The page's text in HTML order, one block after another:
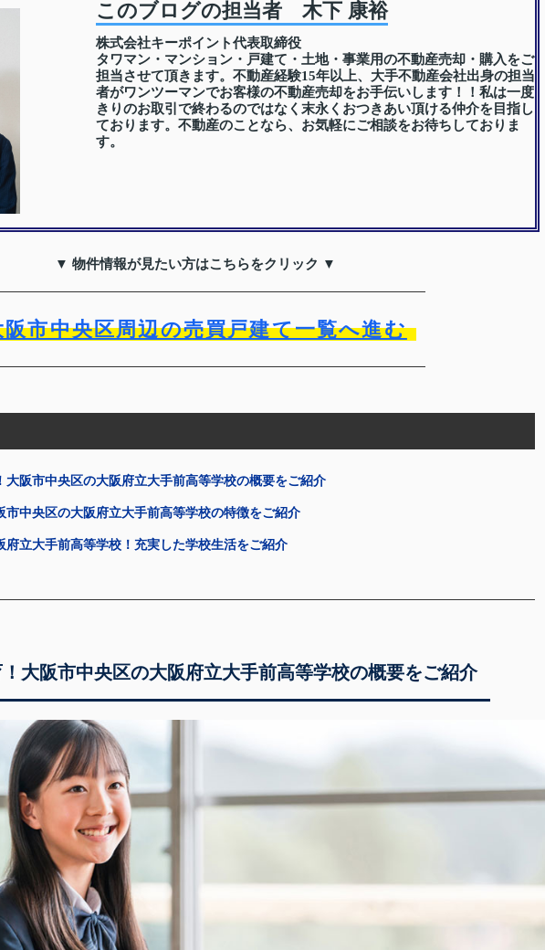
このブログの担当者 木下 康裕
株式会社キーポイント代表取締役
タワマン・マンション・戸建て・土地・事業用の不動産売却・購入をご
担当させて頂きます。不動産経験15年以上、大手不動産会社出身の担当
者がワンツーマンでお客様の不動産売却をお手伝いします！！私は一度
きりのお取引で終わるのではなく末永くおつきあい頂ける仲介を目指し
ております。不動産のことなら、お気軽にご相談をお待ちしておりま
す。
▼ 物件情報が見たい方はこちらをクリック ▼
阪市中央区周辺の売買戸建て一覧へ進む
阪市中央区の大阪府立大手前高等学校の概要をご紹介
中央区の大阪府立大手前高等学校の特徴をご紹介
立大手前高等学校！充実した学校生活をご紹介
大阪市中央区の大阪府立大手前高等学校の概要をご紹介